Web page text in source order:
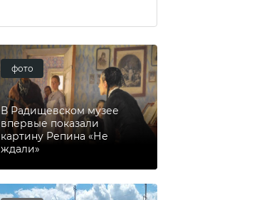
фото
В Радищевском музее
впервые показали
картину Репина «Не
ждали»